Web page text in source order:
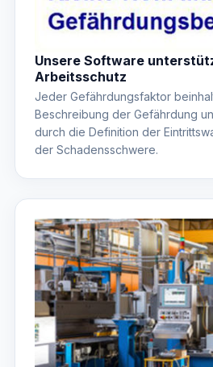
Unsere Software
Arbeitsschutz
Jeder Gefährdungsfaktor
Beschreibung der Gefährdung
durch die Definition der
der Schadensschwere.